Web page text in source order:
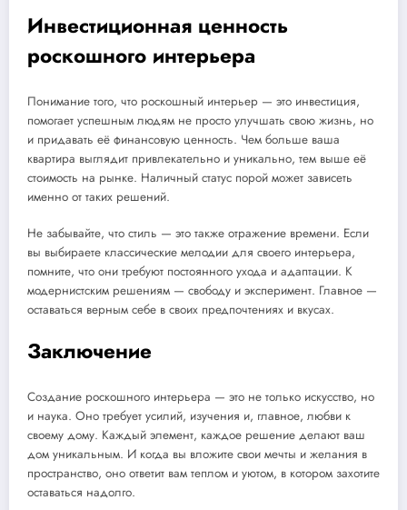
Инвестиционная ценность
роскошного интерьера
Понимание того, что роскошный интерьер — это инвестиция,
помогает успешным людям не просто улучшать свою жизнь, но
и придавать её финансовую ценность. Чем больше ваша
квартира выглядит привлекательно и уникально, тем выше её
стоимость на рынке. Наличный статус порой может зависеть
именно от таких решений.
Не забывайте, что стиль — это также отражение времени. Если
вы выбираете классические мелодии для своего интерьера,
помните, что они требуют постоянного ухода и адаптации. К
модернистским решениям — свободу и эксперимент. Главное —
оставаться верным себе в своих предпочтениях и вкусах.
Заключение
Создание роскошного интерьера — это не только искусство, но
и наука. Оно требует усилий, изучения и, главное, любви к
своему дому. Каждый элемент, каждое решение делают ваш
дом уникальным. И когда вы вложите свои мечты и желания в
пространство, оно ответит вам теплом и уютом, в котором захотите
оставаться надолго.